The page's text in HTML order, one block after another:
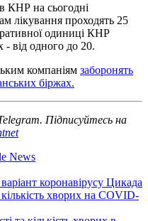
КНР на сьогодні
лікування проходять 25
одиниці КНР
- від одного до 20.
компаніям заборонять
біржах.
Підписуйтесь на
News
коронавірусу Цикада
хворих на COVID-